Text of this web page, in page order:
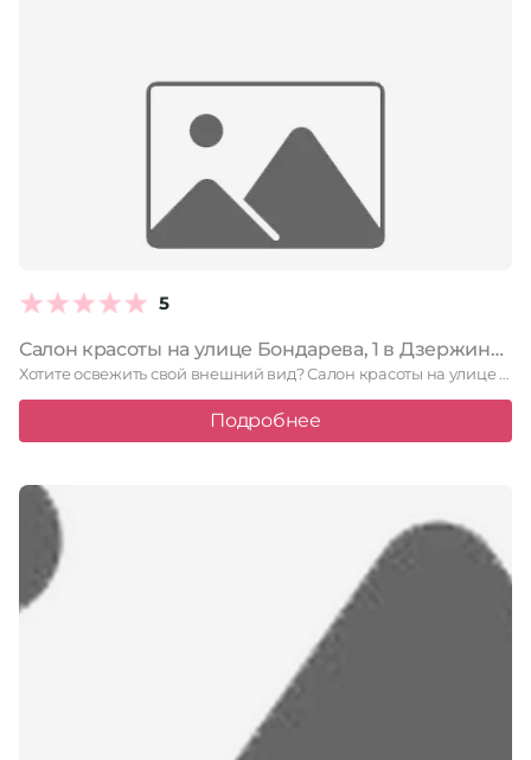
5
Салон красоты на улице Бондарева, 1 в Дзержинском
Хотите освежить свой внешний вид? Салон красоты на улице Бондарева, …
Подробнее